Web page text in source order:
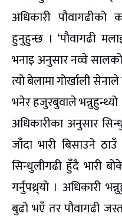
अधिकारी पौवागढीको
हुनुहुन्छ । ‘पौवागढी
भनाइ अनुसार नव्वे
त्यो बेलामा गोर्खाली
भनेर हजुरबुवाले भन्नुहुन्थ्यो
अधिकारीका अनुसार
जाँदा भारी बिसाउने
सिन्धुलीगढी हुँदै भारी
गर्नुपथ्र्यो । अधिकारी
बुढो भएँ तर पौवागढी